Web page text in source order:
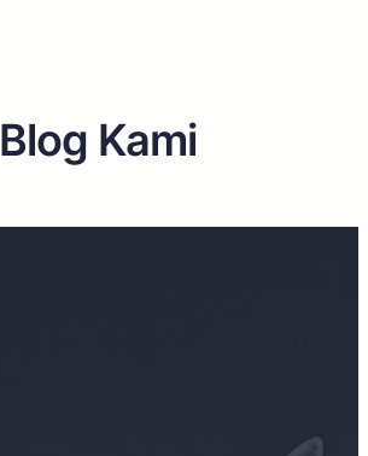
Blog Kami